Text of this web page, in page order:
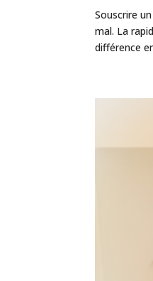
Souscrire
mal. La
différence